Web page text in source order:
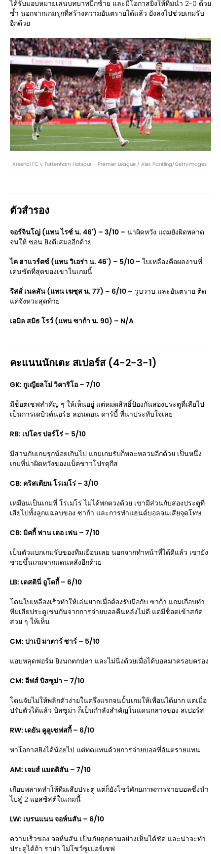
ได้รับมอบหมายเล่นบทบาทปีกซ้าย และมีโอกาสยิงให้ทีมนำ 2-0 ด้วย
ซ้ำ นอกจากเกมรุกที่สร้างความอันตรายได้แล้ว ยังลงไปช่วยเกมรับ
อีกด้วย
Arsenal FC v Tottenham Hotspur - Premier League / Alex Pantling/GettyImages
ตัวสำรอง
จอร์จินโญ่ (แทน ไรซ์ น. 46') – 3/10 – น่าผิดหวัง แถมยังผิดพลาด
จนให้ ซอน ยิงตีเสมออีกด้วย
ไค ฮาแวร์ตซ์ (แทน วิเอร่า น. 46') – 5/10 – ใบเหลืองคือผลงานที่
เด่นชัดที่สุดของเขาในเกมนี้
รีสส์ เนลสัน (แทน เฆซุส น. 77) – 6/10 – วูบวาบ และอันตราย ติด
แค่จังหวะสุดท้าย
เอมิล สมิธ โรว์ (แทน ซาก้า น. 90) – N/A
คะแนนนักเตะ สเปอร์ส (4-2-3-1)
GK: กูเญียลโม่ วิคาริโอ – 7/10
มีช็อตเซฟสำคัญ ๆ ให้เห็นอยู่ แต่หมดสิทธิ์ป้องกันสองประตูที่เสียไป
เป็นการเดบิวต์นอร์ธ ลอนดอน ดาร์บี้ ที่น่าประทับใจเลย
RB: เปโดร ปอร์โร่ – 5/10
มีส่วนกับเกมรุกน้อยเกินไป แถมเกมรับก็หละหลวมอีกด้วย เป็นหนึ่ง
เกมที่น่าผิดหวังของแบ็คชาวโปรตุกีส
CB: คริสเตียน โรเมโร่ – 3/10
เหมือนเป็นเกมที่ โรเมโร่ ไม่ได้พกดวงด้วย เขามีส่วนกับสองประตูที่
เสียไปทั้งลูกแฉลบของ ซาก้า และการทำแฮนด์บอลจนเสียจุดโทษ
CB: มิคกี้ ฟาน เดอ เฟน – 7/10
เป็นตัวแบกเกมรับของทีมเยือนเลย นอกจากทำหน้าที่ได้ดีแล้ว เขายัง
ช่วยขึ้นเกมจากแดนหลังอีกด้วย
LB: เดสตินี่ อูโดกี้ – 6/10
โดนใบเหลืองเร็วทำให้เล่นยากเมื่อต้องรับมือกับ ซาก้า แถมเกือบทำ
ทีมเสียประตูเช่นกันจากการจ่ายบอลคืนหลังไม่ดี แต่มีช็อตเข้าสกัด
สวย ๆ ให้เห็น
CM: ปาเป้ มาตาร์ ซาร์ – 5/10
แอบหลุดฟอร์ม ยิงนกตกปลา และไม่นิ่งด้วยเมื่อได้บอลมาครอบครอง
CM: อีฟส์ บิสซูม่า – 7/10
โดนจับไม่ให้พลิกตัวง่ายในครึ่งแรกจนปั้นเกมให้เพื่อนได้ยาก แต่เมื่อ
ปรับตัวได้แล้ว บิสซูม่า ก็เป็นกำลังสำคัญในแดนกลางของ สเปอร์ส
RW: เดยัน คูลูเซฟสกี้ – 6/10
หาโอกาสยิงได้น้อยไป แต่ทดแทนด้วยการจ่ายบอลที่อันตรายแทน
AM: เจมส์ แมดดิสัน – 7/10
เกือบพลาดทำให้ทีมเสียประตู แต่ก็ยังโชว์ศักยภาพการจ่ายบอลซึ่งนำ
ไปสู่ 2 แอสซิสต์ในเกมนี้
LW: เบรนแนน จอห์นสัน – 6/10
ความเร็วของ จอห์นสัน เป็นภัยคุกคามอย่างเห็นได้ชัด และน่าจะทำ
ประตูได้ถ้า ราย่า ไม่โชว์ซูเปอร์เซฟ